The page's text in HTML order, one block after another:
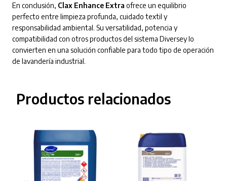
En conclusión, Clax Enhance Extra ofrece un equilibrio
perfecto entre limpieza profunda, cuidado textil y
responsabilidad ambiental. Su versatilidad, potencia y
compatibilidad con otros productos del sistema Diversey lo
convierten en una solución confiable para todo tipo de operación
de lavandería industrial.
Productos relacionados